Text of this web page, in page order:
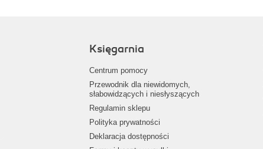
Księgarnia
Centrum pomocy
Przewodnik dla niewidomych,
słabowidzących i niesłyszących
Regulamin sklepu
Polityka prywatności
Deklaracja dostępności